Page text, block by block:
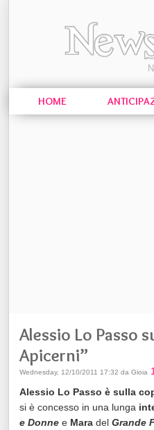
HOME
Alessio Lo Passo
Apicerni”
Wednesday, 12/10/2011 17:32 da Gioia
Alessio Lo Passo è sulla
si è concesso in una lunga
e Donne e Mara del Grande